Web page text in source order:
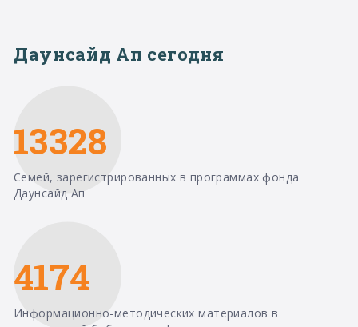
Даунсайд Ап сегодня
13328
Семей, зарегистрированных в программах фонда
Даунсайд Ап
4174
Информационно-методических материалов в